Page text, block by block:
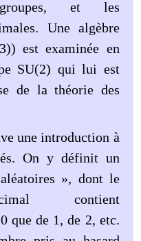
et les
Une algèbre
est examinée en
SU(2) qui lui est
de la théorie des
une introduction à
On y définit un
», dont le
contient
que de 1, de 2, etc.